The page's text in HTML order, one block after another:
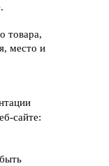
товара,
место и
сайте: